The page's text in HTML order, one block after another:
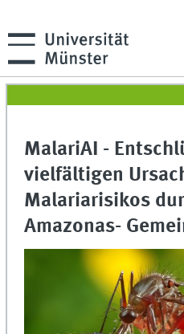
MalariAI -
vielfältigen
Malariarisikos
Amazonas-